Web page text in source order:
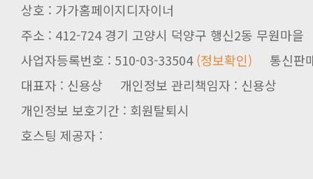
상호 : 가가홈페이지디자이너
주소 : 412-724 경기 고양시 덕양구 행신2동 무원마을
사업자등록번호 : 510-03-33504(정보확인) 통신판
대표자 : 신용상 개인정보 관리책임자 : 신용상
개인정보 보호기간 : 회원탈퇴시
호스팅 제공자 :